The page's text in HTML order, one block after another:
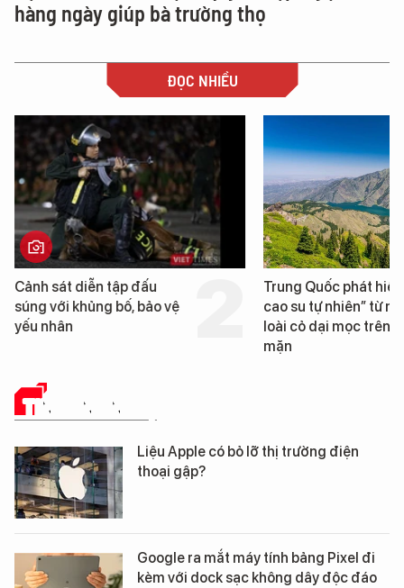
hàng ngày giúp bà trường thọ
ĐỌC NHIỀU
Cảnh sát diễn tập đấu
súng với khủng bố, bảo vệ
yếu nhân
Trung Quốc phát hiện
cao su tự nhiên” từ
loài cỏ dại mọc trên
mặn
TIN CÔNG NGHỆ
Liệu Apple có bỏ lỡ thị trường điện
thoại gập?
Google ra mắt máy tính bảng Pixel đi
kèm với dock sạc không dây độc đáo